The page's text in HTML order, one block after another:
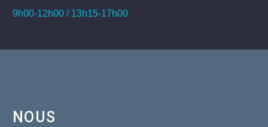
9h00-12h00 / 13h15-17h00
NOUS